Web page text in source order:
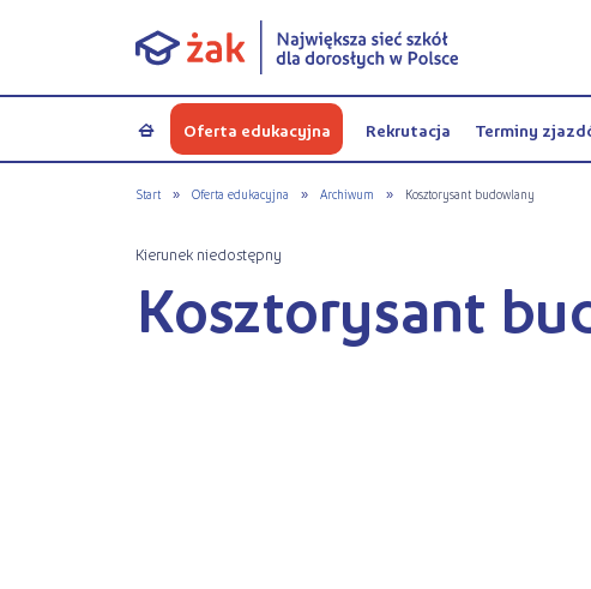
a Oferta edukacyjna Rekrutacja Terminy
Start » Oferta edukacyjna » Archiwum » Kosztorysant budowlany
Kierunek niedostępny
Kosztorysant